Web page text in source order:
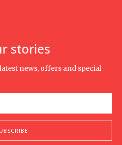
stories
news, offers and special